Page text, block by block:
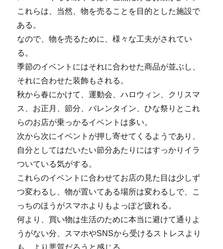
これらは、当然、物を売ることを目的とした施設で
ある。
なので、物を売るために、様々な工夫がされてい
る。
季節のイベントにはそれに合わせた商品が並ぶし、
それに合わせた装飾もされる。
秋から春にかけて、運動会、ハロウィン、クリスマ
ス、お正月、節分、バレンタイン、ひな祭りとこれ
らのお店が乗っかるイベントは多い。
次から次にイベントが押し寄せてくるようであり、
自分としてはだいたい節分あたりにはすっかりイラ
ついている気がする。
これらのイベントに合わせてお店の見た目は少しず
つ変わるし、物が置いてある場所は変わるしで、こ
っちのほうがスマホよりもよっぽど疲れる。
何より、買い物は生活のために本当に避けて通りよ
うがない分、スマホやSNSから受けるストレスより